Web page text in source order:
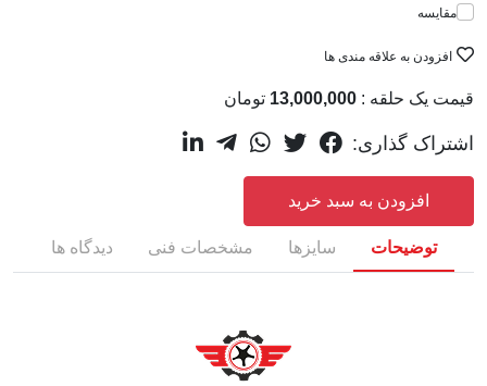
مقایسه
افزودن به علاقه مندی ها
قیمت یک حلقه : 13,000,000 تومان
اشتراک گذاری:
افزودن به سبد خرید
توضیحات سایزها مشخصات فنی دیدگاه ها